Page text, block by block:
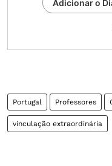
Adicionar o
Portugal Professores
vinculação extraordinária